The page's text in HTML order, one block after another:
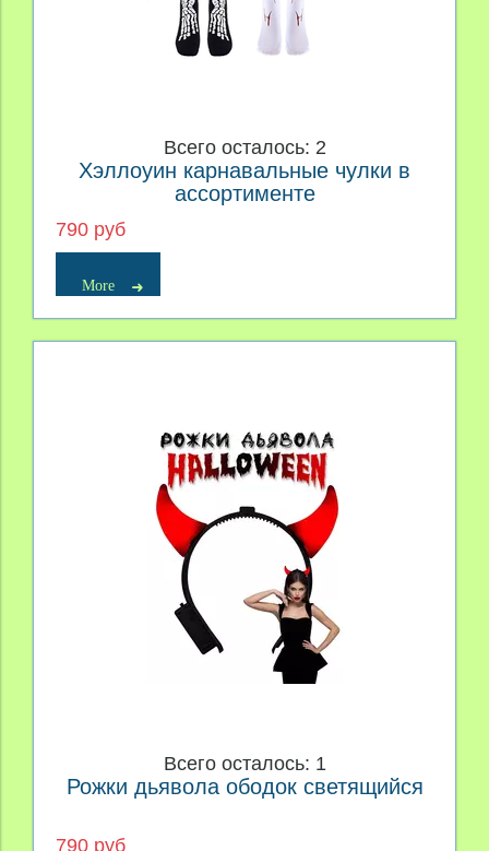
Всего осталось: 2
Хэллоуин карнавальные чулки в
ассортименте
790 руб
More
Всего осталось: 1
Рожки дьявола ободок светящийся
790 руб